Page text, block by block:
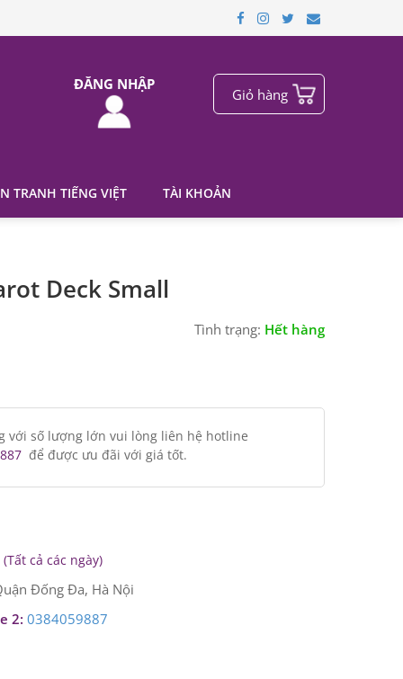
Giỏ hàng
ĐĂNG NHẬP
TRANH TIẾNG VIỆT TÀI KHOẢN
Deck Small
Tình trạng: Hết hàng
với số lượng lớn vui lòng liên hệ hotline
để được ưu đãi với giá tốt.
cả các ngày)
Đống Đa, Hà Nội
2: 0384059887